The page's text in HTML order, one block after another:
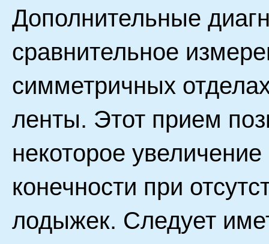
Дополнительные
сравнительное
симметричных
ленты. Этот прием
некоторое
конечности при
лодыжек. Следует